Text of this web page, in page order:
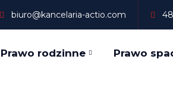
biuro@kancelaria-actio.com
Prawo rodzinne Prawo